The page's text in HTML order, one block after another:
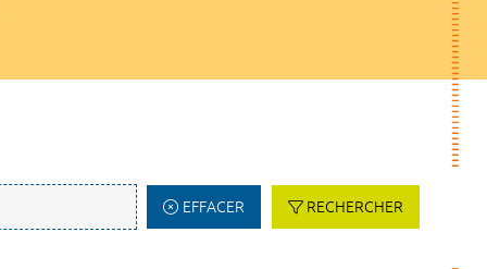
EFFACER RECHERCHER